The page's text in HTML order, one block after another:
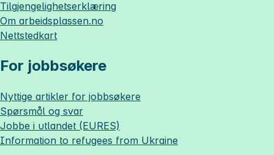
Tilgjengelighetserklæring
Om arbeidsplassen.no
Nettstedkart
For jobbsøkere
Nyttige artikler for jobbsøkere
Spørsmål og svar
Jobbe i utlandet (EURES)
Information to refugees from Ukraine